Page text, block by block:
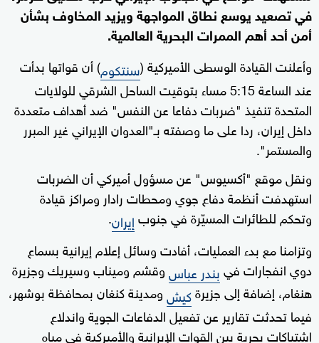
في تصعيد يوسع نطاق المواجهة ويزيد المخاوف بشأن
أمن أحد أهم الممرات البحرية العالمية.
وأعلنت القيادة الوسطى الأميركية (سنتكوم) أن قواتها بدأت
عند الساعة 5:15 مساء بتوقيت الساحل الشرقي للولايات
المتحدة تنفيذ "ضربات دفاعا عن النفس" ضد أهداف متعددة
داخل إيران، ردا على ما وصفته بـ"العدوان الإيراني غير المبرر
والمستمر".
ونقل موقع "أكسيوس" عن مسؤول أميركي أن الضربات
استهدفت أنظمة دفاع جوي ومحطات رادار ومراكز قيادة
وتحكم للطائرات المسيّرة في جنوبإيران.
وتزامنا مع بدء العمليات، أفادت وسائل إعلام إيرانية بسماع
دوي انفجارات فيبندر عباسوقشم وميناب وسيريك وجزيرة
هنغام، إضافة إلى جزيرةكيشومدينة كنغان بمحافظة بوشهر،
فيما تحدثت تقارير عن تفعيل الدفاعات الجوية واندلاع
اشتباكات بحرية بين القوات الإيرانية والأميركية في مياه